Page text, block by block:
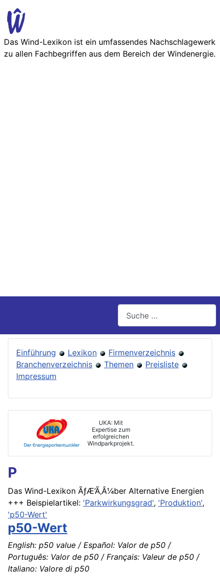
Das Wind-Lexikon ist ein umfassendes Nachschlage­werk
zu allen Fachbegriffen aus dem Bereich der Wind­energie.
Einführung Lexikon
Firmenverzeichnis
Branchenverzeichnis
Themen
Preisliste
Impressum
UKA: Mit
Expertise zum
erfolgreichen
Windparkprojekt.
P
Das Wind-Lexikon ÃƒÆ’Ã‚Â¼ber Alternative Energien
+++ Beispielartikel: 'Parkwirkungsgrad', 'Produktion',
'p50-Wert'
p50-Wert
English: p50 value / Español: Valor de p50 /
Português: Valor de p50 / Français: Valeur de p50 /
Italiano: Valore di p50